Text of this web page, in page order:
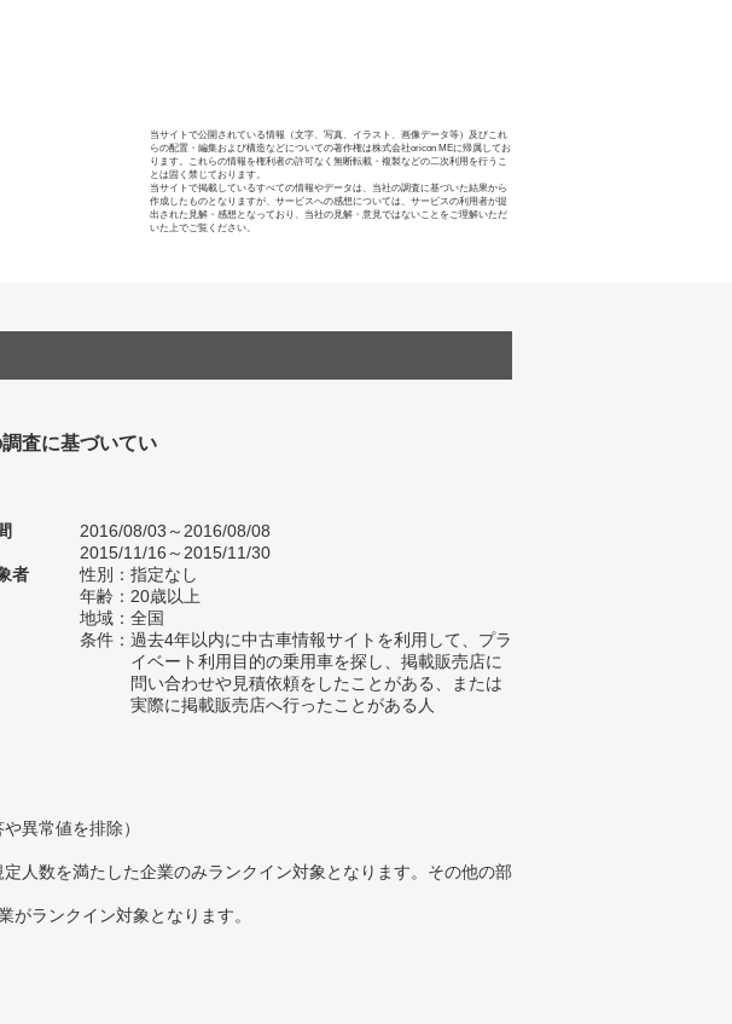
当サイトで公開されている情報（文字、写真、イラスト、画像データ等）及びこれ
らの配置・編集および構造などについての著作権は株式会社oricon MEに帰属してお
ります。これらの情報を権利者の許可なく無断転載・複製などの二次利用を行うこ
とは固く禁じております。
当サイトで掲載しているすべての情報やデータは、当社の調査に基づいた結果から
作成したものとなりますが、サービスへの感想については、サービスの利用者が提
出された見解・感想となっており、当社の見解・意見ではないことをご理解いただ
いた上でご覧ください。
査に基づいてい
2016/08/03～2016/08/08
2015/11/16～2015/11/30
者
性別：指定なし
年齢：20歳以上
地域：全国
条件：過去4年以内に中古車情報サイトを利用して、プラ
イベート利用目的の乗用車を探し、掲載販売店に
問い合わせや見積依頼をしたことがある、または
実際に掲載販売店へ行ったことがある人
異常値を排除）
人数を満たした企業のみランクイン対象となります。その他の部
ランクイン対象となります。